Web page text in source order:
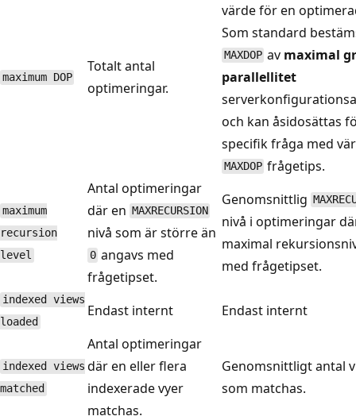
maximum DOP
Totalt antal
optimeringar.
värde för en
Som standard
MAXDOP av maximal
parallellitet
och kan åsidosättas
specifik fråga med
MAXDOP frågetips.
maximum
recursion
level
Antal optimeringar
där en MAXRECURSION
nivå som är större än
0 angavs med
frågetipset.
Genomsnittlig
nivå i optimeringar
maximal
med frågetipset.
indexed views
loaded
Endast internt Endast internt
indexed views
matched
Antal optimeringar
där en eller flera
indexerade vyer
matchas.
Genomsnittligt antal
som matchas.